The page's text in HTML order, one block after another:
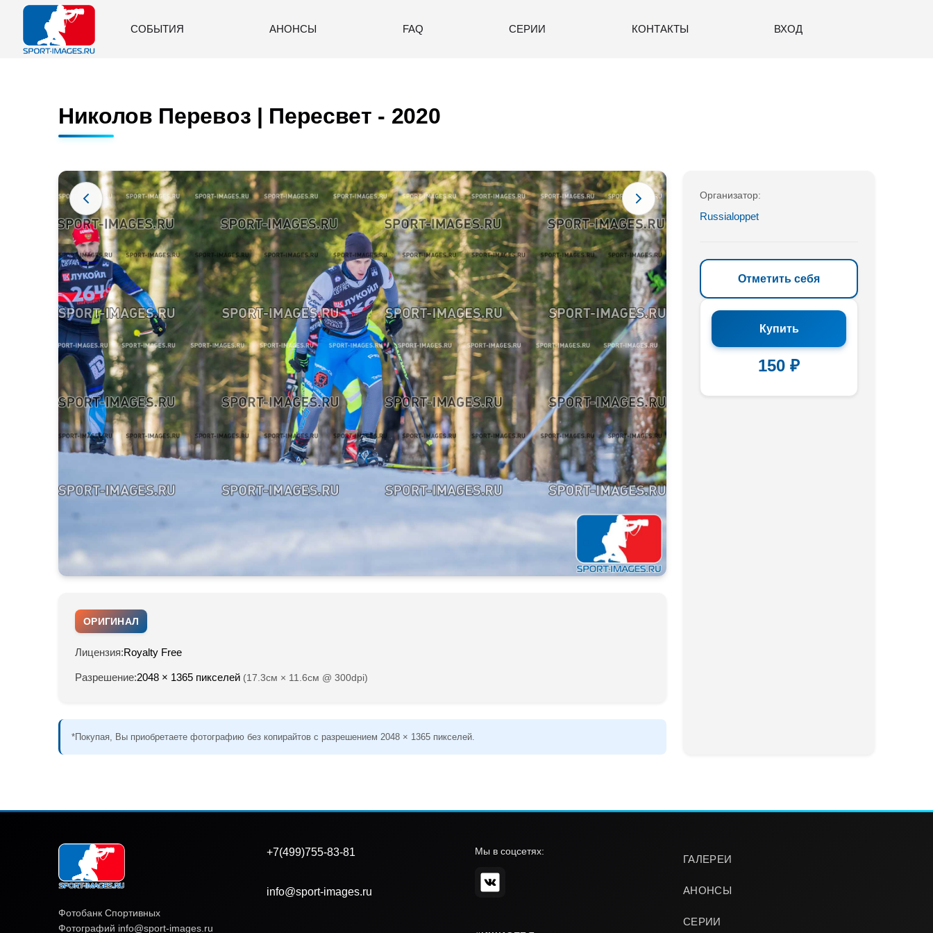
СОБЫТИЯ АНОНСЫ FAQ СЕРИИ КОНТАКТЫ ВХОД
Николов Перевоз | Пересвет - 2020
ОРИГИНАЛ
Лицензия:Royalty Free
Разрешение:2048 × 1365 пикселей (17.3см × 11.6см @ 300dpi)
*Покупая, Вы приобретаете фотографию без копирайтов с разрешением 2048 × 1365 пикселей.
Организатор:
Russialoppet
Отметить себя
Купить
150 ₽
Фотобанк Спортивных
Фотографий info@sport-images.ru
ГАЛЕРЕИ
АНОНСЫ
СЕРИИ
+7(499)755-83-81
info@sport-images.ru
Мы в соцсетях: